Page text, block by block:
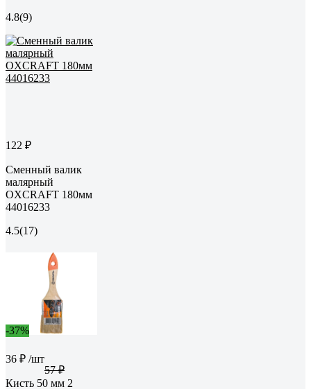
4.8(9)
122 ₽
Сменный валик
малярный
OXCRAFT 180мм
44016233
4.5(17)
-37%
36 ₽ /шт
57 ₽
Кисть 50 мм 2